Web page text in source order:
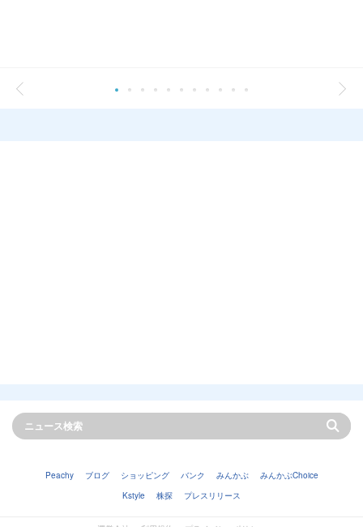
Peachy ブログ ショッピング バンク みんかぶ
みんかぶChoice
Kstyle
株探 プレスリリース